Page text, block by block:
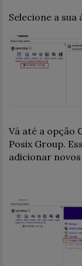
Selecione a
Vá até a opção
Posix Group.
adicionar